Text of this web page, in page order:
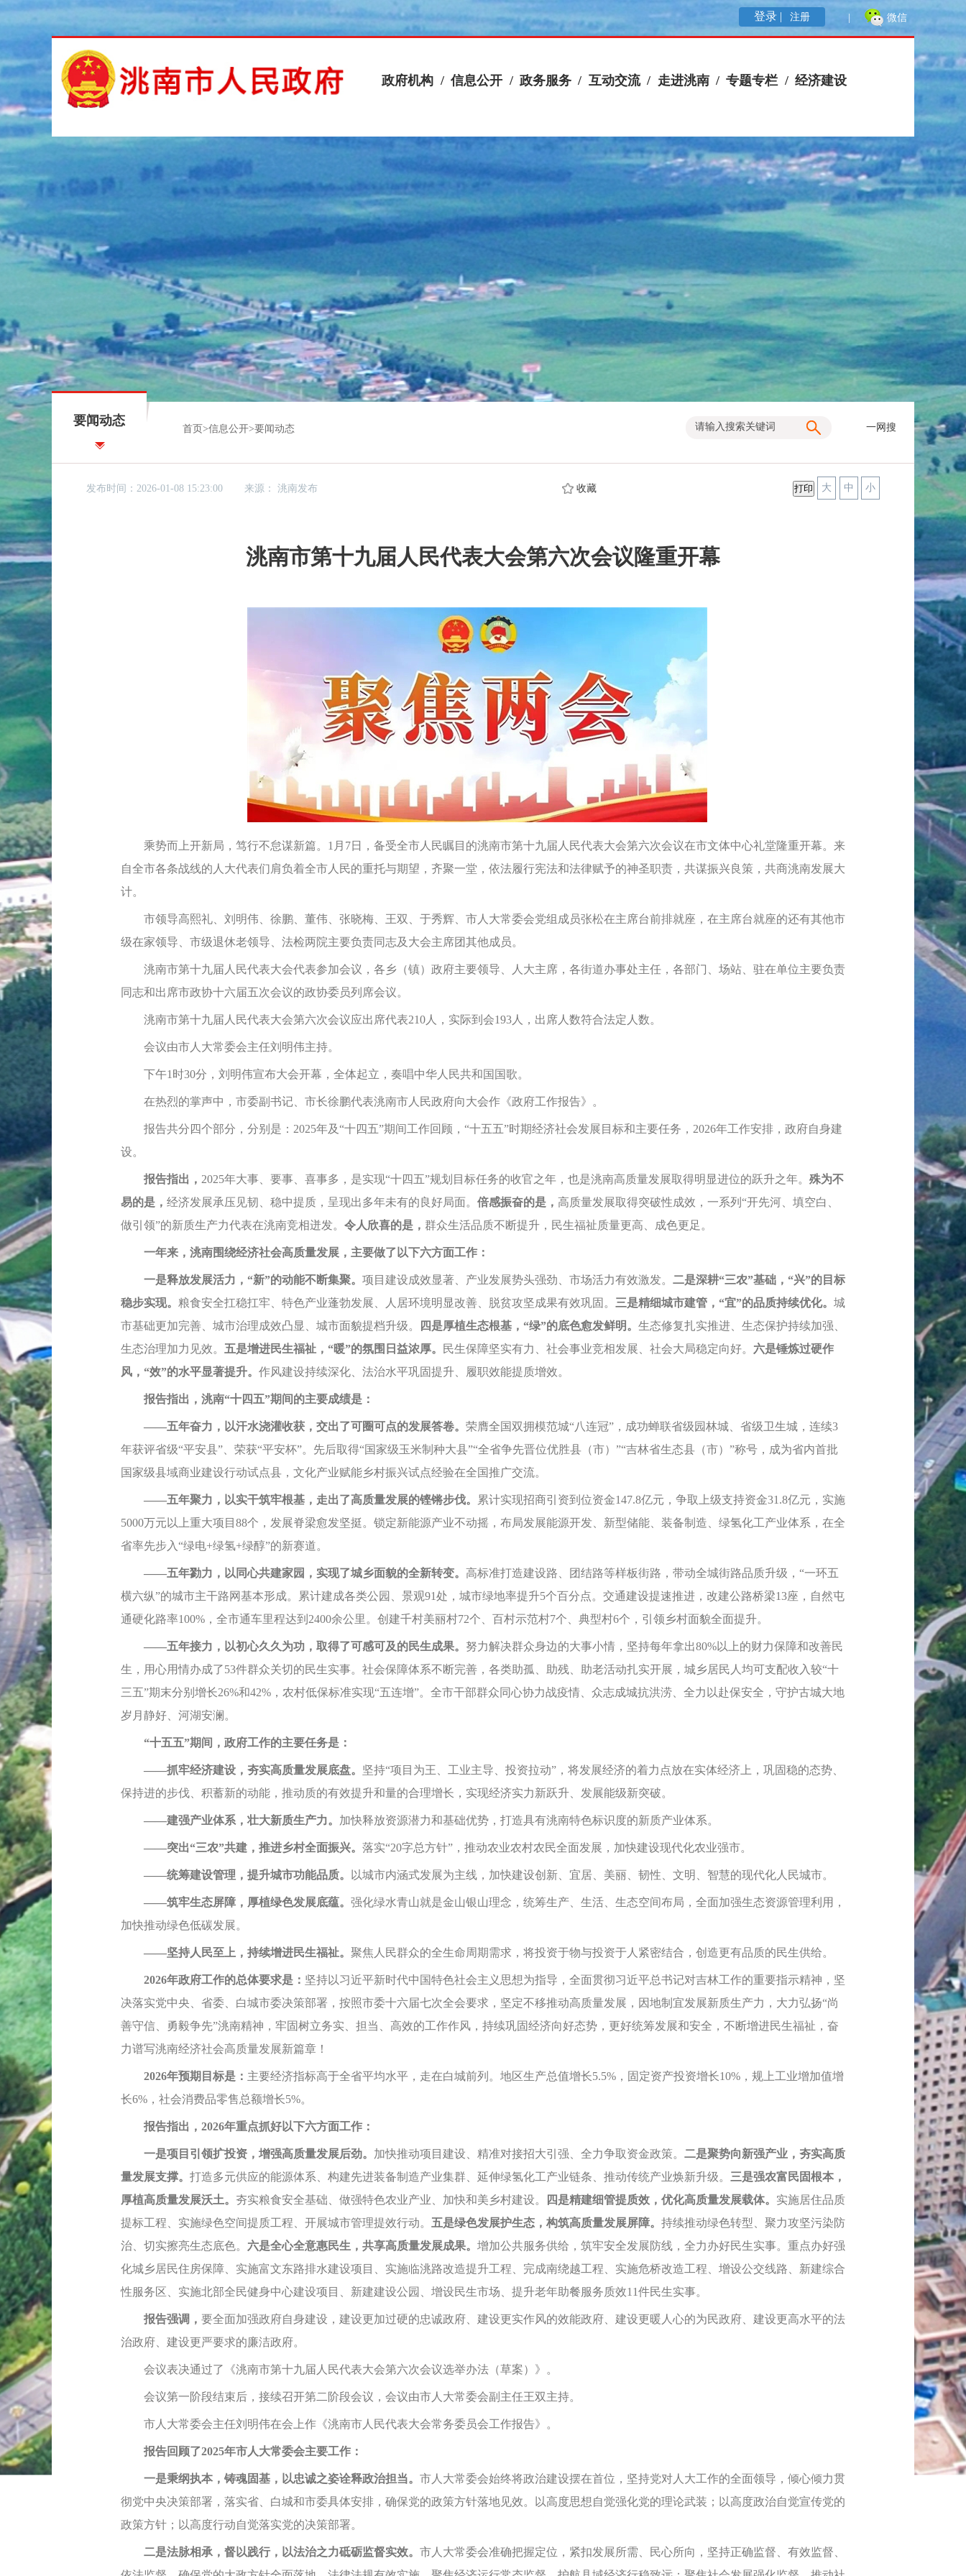
微信
登录 | 注册
政府机构 / 信息公开 / 政务服务 / 互动交流 / 走进洮南 / 专题专栏 / 经济建设
要闻动态
首页 >信息公开>要闻动态 一网搜
发布时间：2026-01-08 15:23:00 来源：洮南发布 小
中
大
收藏
洮南市第十九届人民代表大会第六次会议隆重开幕
乘势而上开新局，笃行不怠谋新篇。1月7日，备受全市人民瞩目的洮南市第十九届人民代表大会第六次会议在市文体中心礼堂隆重开幕。来
自全市各条战线的人大代表们肩负着全市人民的重托与期望，齐聚一堂，依法履行宪法和法律赋予的神圣职责，共谋振兴良策，共商洮南发展大
计。
市领导高熙礼、刘明伟、徐鹏、董伟、张晓梅、王双、于秀辉、市人大常委会党组成员张松在主席台前排就座，在主席台就座的还有其他市
级在家领导、市级退休老领导、法检两院主要负责同志及大会主席团其他成员。
洮南市第十九届人民代表大会代表参加会议，各乡（镇）政府主要领导、人大主席，各街道办事处主任，各部门、场站、驻在单位主要负责
同志和出席市政协十六届五次会议的政协委员列席会议。
洮南市第十九届人民代表大会第六次会议应出席代表210人，实际到会193人，出席人数符合法定人数。
会议由市人大常委会主任刘明伟主持。
下午1时30分，刘明伟宣布大会开幕，全体起立，奏唱中华人民共和国国歌。
在热烈的掌声中，市委副书记、市长徐鹏代表洮南市人民政府向大会作《政府工作报告》。
报告共分四个部分，分别是：2025年及“十四五”期间工作回顾，“十五五”时期经济社会发展目标和主要任务，2026年工作安排，政府自身建
设。
报告指出， 2025年大事、要事、喜事多，是实现“十四五”规划目标任务的收官之年，也是洮南高质量发展取得明显进位的跃升之年。 殊为不
易的是， 经济发展承压见韧、稳中提质，呈现出多年未有的良好局面。 倍感振奋的是， 高质量发展取得突破性成效，一系列“开先河、填空白、
做引领”的新质生产力代表在洮南竞相迸发。 令人欣喜的是， 群众生活品质不断提升，民生福祉质量更高、成色更足。
一年来，洮南围绕经济社会高质量发展，主要做了以下六方面工作：
一是释放发展活力，“新”的动能不断集聚。 项目建设成效显著、产业发展势头强劲、市场活力有效激发。 二是深耕“三农”基础，“兴”的目标
稳步实现。 粮食安全扛稳扛牢、特色产业蓬勃发展、人居环境明显改善、脱贫攻坚成果有效巩固。 三是精细城市建管，“宜”的品质持续优化。 城
市基础更加完善、城市治理成效凸显、城市面貌提档升级。
四是厚植生态根基，“绿”的底色愈发鲜明。 生态修复扎实推进、生态保护持续加强、
生态治理加力见效。 五是增进民生福祉，“暖”的氛围日益浓厚。 民生保障坚实有力、社会事业竞相发展、社会大局稳定向好。 六是锤炼过硬作
风，“效”的水平显著提升。 作风建设持续深化、法治水平巩固提升、履职效能提质增效。
报告指出，洮南“十四五”期间的主要成绩是：
——五年奋力，以汗水浇灌收获，交出了可圈可点的发展答卷。 荣膺全国双拥模范城“八连冠”，成功蝉联省级园林城、省级卫生城，连续3
年获评省级“平安县”、荣获“平安杯”。先后取得“国家级玉米制种大县”“全省争先晋位优胜县（市）”“吉林省生态县（市）”称号，成为省内首批
国家级县域商业建设行动试点县，文化产业赋能乡村振兴试点经验在全国推广交流。
——五年聚力，以实干筑牢根基，走出了高质量发展的铿锵步伐。
累计实现招商引资到位资金147.8亿元，争取上级支持资金31.8亿元，实施
5000万元以上重大项目88个，发展脊梁愈发坚挺。锁定新能源产业不动摇，布局发展能源开发、新型储能、装备制造、绿氢化工产业体系，在全
省率先步入“绿电+绿氢+绿醇”的新赛道。
——五年勠力，以同心共建家园，实现了城乡面貌的全新转变。 高标准打造建设路、团结路等样板街路，带动全城街路品质升级，“一环五
横六纵”的城市主干路网基本形成。累计建成各类公园、景观91处，城市绿地率提升5个百分点。交通建设提速推进，改建公路桥梁13座，自然屯
通硬化路率100%，全市通车里程达到2400余公里。创建千村美丽村72个、百村示范村7个、典型村6个，引领乡村面貌全面提升。
——五年接力，以初心久久为功，取得了可感可及的民生成果。 努力解决群众身边的大事小情，坚持每年拿出80%以上的财力保障和改善民
生，用心用情办成了53件群众关切的民生实事。社会保障体系不断完善，各类助孤、助残、助老活动扎实开展，城乡居民人均可支配收入较“十
三五”期末分别增长26%和42%，农村低保标准实现“五连增”。全市干部群众同心协力战疫情、众志成城抗洪涝、全力以赴保安全，守护古城大地
岁月静好、河湖安澜。
“十五五”期间，政府工作的主要任务是：
——抓牢经济建设，夯实高质量发展底盘。 坚持“项目为王、工业主导、投资拉动”，将发展经济的着力点放在实体经济上，巩固稳的态势、
保持进的步伐、积蓄新的动能，推动质的有效提升和量的合理增长，实现经济实力新跃升、发展能级新突破。
——建强产业体系，壮大新质生产力。 加快释放资源潜力和基础优势，打造具有洮南特色标识度的新质产业体系。
——突出“三农”共建，推进乡村全面振兴。 落实“20字总方针”，推动农业农村农民全面发展，加快建设现代化农业强市。
——统筹建设管理，提升城市功能品质。 以城市内涵式发展为主线，加快建设创新、宜居、美丽、韧性、文明、智慧的现代化人民城市。
——筑牢生态屏障，厚植绿色发展底蕴。 强化绿水青山就是金山银山理念，统筹生产、生活、生态空间布局，全面加强生态资源管理利用，
加快推动绿色低碳发展。
——坚持人民至上，持续增进民生福祉。 聚焦人民群众的全生命周期需求，将投资于物与投资于人紧密结合，创造更有品质的民生供给。
2026年政府工作的总体要求是： 坚持以习近平新时代中国特色社会主义思想为指导，全面贯彻习近平总书记对吉林工作的重要指示精神，坚
决落实党中央、省委、白城市委决策部署，按照市委十六届七次全会要求，坚定不移推动高质量发展，因地制宜发展新质生产力，大力弘扬“尚
善守信、勇毅争先”洮南精神，牢固树立务实、担当、高效的工作作风，持续巩固经济向好态势，更好统筹发展和安全，不断增进民生福祉，奋
力谱写洮南经济社会高质量发展新篇章！
2026年预期目标是： 主要经济指标高于全省平均水平，走在白城前列。地区生产总值增长5.5%，固定资产投资增长10%，规上工业增加值增
长6%，社会消费品零售总额增长5%。
报告指出，2026年重点抓好以下六方面工作：
一是项目引领扩投资，增强高质量发展后劲。 加快推动项目建设、精准对接招大引强、全力争取资金政策。 二是聚势向新强产业，夯实高质
量发展支撑。 打造多元供应的能源体系、构建先进装备制造产业集群、延伸绿氢化工产业链条、推动传统产业焕新升级。 三是强农富民固根本，
厚植高质量发展沃土。 夯实粮食安全基础、做强特色农业产业、加快和美乡村建设。 四是精建细管提质效，优化高质量发展载体。 实施居住品质
提标工程、实施绿色空间提质工程、开展城市管理提效行动。 五是绿色发展护生态，构筑高质量发展屏障。 持续推动绿色转型、聚力攻坚污染防
治、切实擦亮生态底色。 六是全心全意惠民生，共享高质量发展成果。 增加公共服务供给，筑牢安全发展防线，全力办好民生实事。重点办好强
化城乡居民住房保障、实施富文东路排水建设项目、实施临洮路改造提升工程、完成南绕越工程、实施危桥改造工程、增设公交线路、新建综合
性服务区、实施北部全民健身中心建设项目、新建建设公园、增设民生市场、提升老年助餐服务质效11件民生实事。
报告强调， 要全面加强政府自身建设，建设更加过硬的忠诚政府、建设更实作风的效能政府、建设更暖人心的为民政府、建设更高水平的法
治政府、建设更严要求的廉洁政府。
会议表决通过了《洮南市第十九届人民代表大会第六次会议选举办法（草案）》。
会议第一阶段结束后，接续召开第二阶段会议，会议由市人大常委会副主任王双主持。
市人大常委会主任刘明伟在会上作《洮南市人民代表大会常务委员会工作报告》。
报告回顾了2025年市人大常委会主要工作：
一是秉纲执本，铸魂固基，以忠诚之姿诠释政治担当。 市人大常委会始终将政治建设摆在首位，坚持党对人大工作的全面领导，倾心倾力贯
彻党中央决策部署，落实省、白城和市委具体安排，确保党的政策方针落地见效。以高度思想自觉强化党的理论武装；以高度政治自觉宣传党的
政策方针；以高度行动自觉落实党的决策部署。
二是法脉相承，督以践行，以法治之力砥砺监督实效。 市人大常委会准确把握定位，紧扣发展所需、民心所向，坚持正确监督、有效监督、